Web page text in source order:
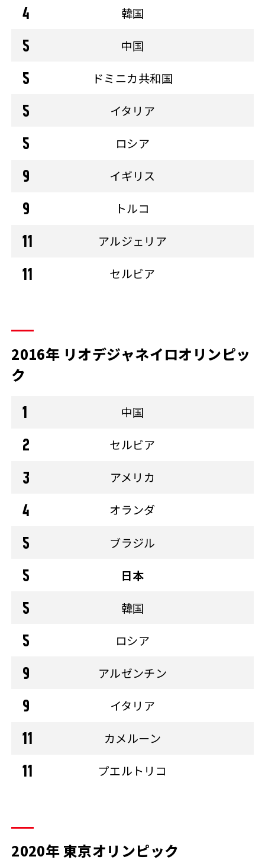
韓国
中国
ドミニカ共和国
イタリア
ロシア
イギリス
トルコ
アルジェリア
セルビア
2016年 リオデジャネイロオリンピッ
ク
中国
セルビア
アメリカ
オランダ
ブラジル
日本
韓国
ロシア
アルゼンチン
イタリア
カメルーン
プエルトリコ
2020年 東京オリンピック